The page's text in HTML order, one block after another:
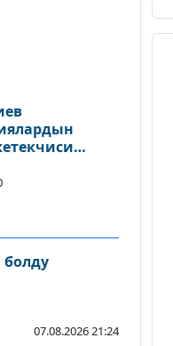
07.08.2026 21:24